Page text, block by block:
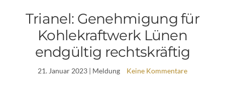
Trianel: Genehmigung für
Kohlekraftwerk Lünen
endgültig rechtskräftig
21. Januar 2023 | Meldung Keine Kommentare